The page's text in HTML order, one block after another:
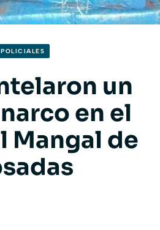
POLICIALES
un
en el
Mangal de